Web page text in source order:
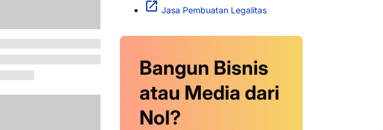
Jasa Pembuatan Legalitas
Bangun Bisnis
atau Media dari
Nol?